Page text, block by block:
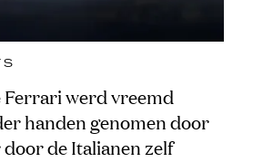
Ferrari werd vreemd
handen genomen door
de Italianen zelf